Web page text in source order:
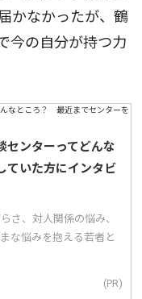
かなかったが、鶴
今の自分が持つ力
センターってどんな
ていた方にインタビ
さ、対人関係の悩み、
な悩みを抱える若者と
(PR)